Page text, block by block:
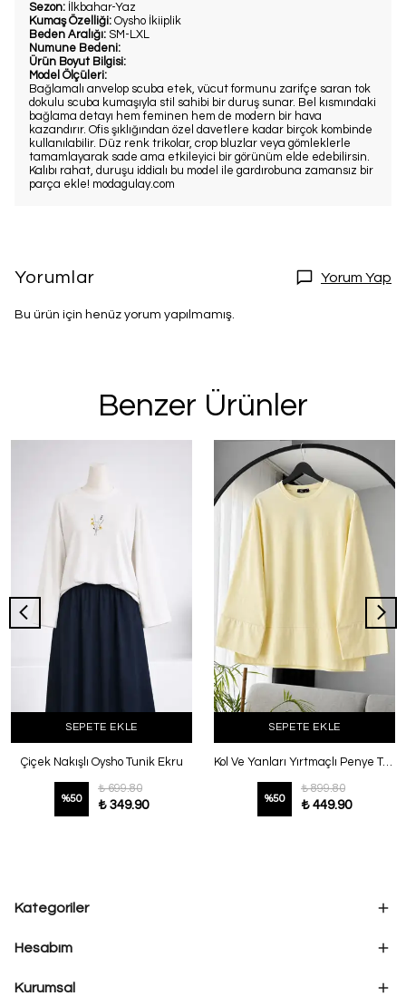
Sezon: İlkbahar-Yaz
Kumaş Özelliği: Oysho İkiiplik
Beden Aralığı: SM-LXL
Numune Bedeni:
Ürün Boyut Bilgisi:
Model Ölçüleri:
Bağlamalı anvelop scuba etek, vücut formunu zarifçe saran tok
dokulu scuba kumaşıyla stil sahibi bir duruş sunar. Bel kısmındaki
bağlama detayı hem feminen hem de modern bir hava
kazandırır. Ofis şıklığından özel davetlere kadar birçok kombinde
kullanılabilir. Düz renk trikolar, crop bluzlar veya gömleklerle
tamamlayarak sade ama etkileyici bir görünüm elde edebilirsin.
Kalıbı rahat, duruşu iddialı bu model ile gardırobuna zamansız bir
parça ekle! modagulay.com
Yorumlar Yorum Yap
Bu ürün için henüz yorum yapılmamış.
Benzer Ürünler
SEPETE EKLE
Çiçek Nakışlı Oysho Tunik Ekru
%50
₺ 699.80
₺ 349.90
SEPETE EKLE
Kol Ve Yanları Yırtmaçlı Penye Tunik Sarı
%50
₺ 899.80
₺ 449.90
Kategoriler
Hesabım
Kurumsal